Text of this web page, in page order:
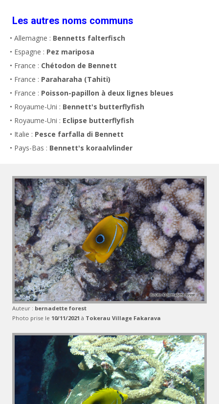
Les autres noms communs
• Allemagne : Bennetts falterfisch
• Espagne : Pez mariposa
• France : Chétodon de Bennett
• France : Paraharaha (Tahiti)
• France : Poisson-papillon à deux lignes bleues
• Royaume-Uni : Bennett's butterflyfish
• Royaume-Uni : Eclipse butterflyfish
• Italie : Pesce farfalla di Bennett
• Pays-Bas : Bennett's koraalvlinder
Auteur : bernadette forest
Photo prise le 10/11/2021 à Tokerau Village Fakarava